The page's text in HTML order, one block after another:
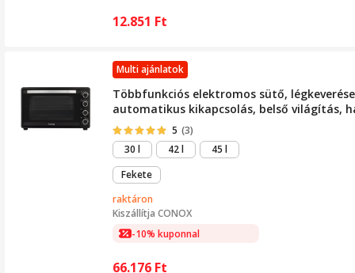
12.851 Ft
Multi ajánlatok
Többfunkciós elektromos sütő,
automatikus kikapcsolás, belső világítás,
5 (3)
30 l
42 l
45 l
Fekete
raktáron
Kiszállítja CONOX
-10% kuponnal
66.176 Ft